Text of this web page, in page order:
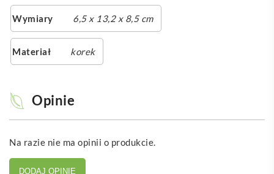
Wymiary 6,5 x 13,2 x 8,5 cm
Materiał korek
Opinie
Na razie nie ma opinii o produkcie.
DODAJ OPINIĘ